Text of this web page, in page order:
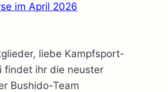
im April 2026
liebe Kampfsport-
findet ihr die neuster
Bushido-Team